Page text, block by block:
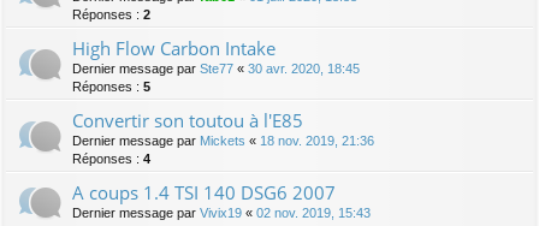
Réponses : 2
High Flow Carbon Intake
Dernier message par Ste77 « 30 avr. 2020, 18:45
Réponses : 5
Convertir son toutou à l'E85
Dernier message par Mickets « 18 nov. 2019, 21:36
Réponses : 4
A coups 1.4 TSI 140 DSG6 2007
Dernier message par Vivix19 « 02 nov. 2019, 15:43